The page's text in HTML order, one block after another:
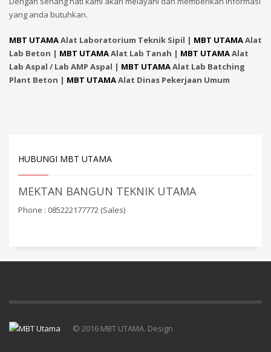
yang anda butuhkan.
MBT UTAMAAlat Laboratorium Teknik Sipil | MBT UTAMAAlat
Lab Beton | MBT UTAMAAlat Lab Tanah | MBT UTAMAAlat
Lab Aspal / Lab AMP Aspal | MBT UTAMAAlat Lab Batching
Plant Beton | MBT UTAMAAlat Dinas Pekerjaan Umum
HUBUNGI MBT UTAMA
MEKTAN BANGUN TEKNIK UTAMA
Phone : 085222177772 (Sales)
© 2016 MBT UTAMA. Design